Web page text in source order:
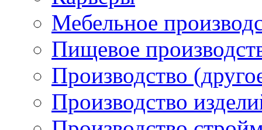
Мебельное
Пищевое
Производство
Производство